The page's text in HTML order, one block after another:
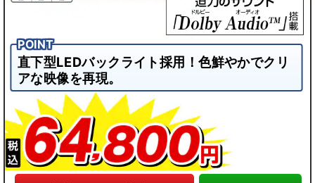
直下型LEDバックライト採用！色鮮やかでクリ
アな映像を再現。